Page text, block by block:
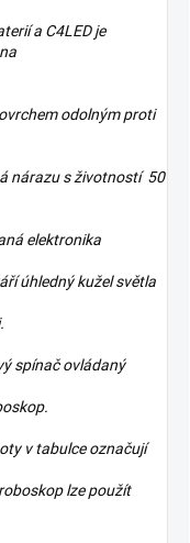
a C4LED je
odolným proti
nárazu s životností 50
elektronika
úhledný kužel světla
spínač ovládaný
v tabulce označují
lze použít